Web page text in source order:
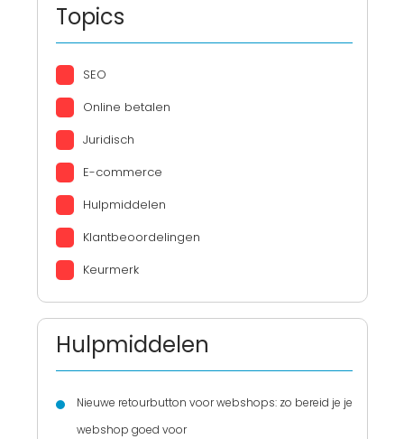
Topics
SEO
Online betalen
Juridisch
E-commerce
Hulpmiddelen
Klantbeoordelingen
Keurmerk
Hulpmiddelen
Nieuwe retourbutton voor webshops: zo bereid je je
webshop goed voor